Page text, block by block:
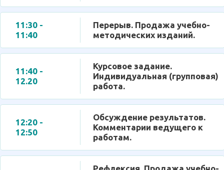
11:30 -
11:40
Перерыв. Продажа учебно-
методических изданий.
11:40 -
12.20
Курсовое задание.
Индивидуальная (групповая)
работа.
12:20 -
12:50
Обсуждение результатов.
Комментарии ведущего к
работам.